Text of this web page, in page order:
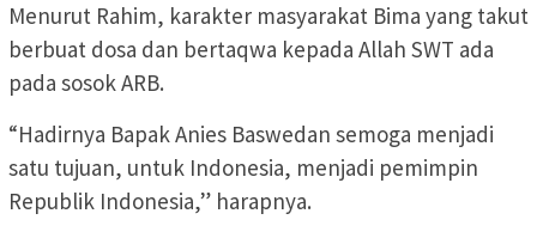
Menurut Rahim, karakter masyarakat Bima yang takut
berbuat dosa dan bertaqwa kepada Allah SWT ada
pada sosok ARB.
“Hadirnya Bapak Anies Baswedan semoga menjadi
satu tujuan, untuk Indonesia, menjadi pemimpin
Republik Indonesia,” harapnya.